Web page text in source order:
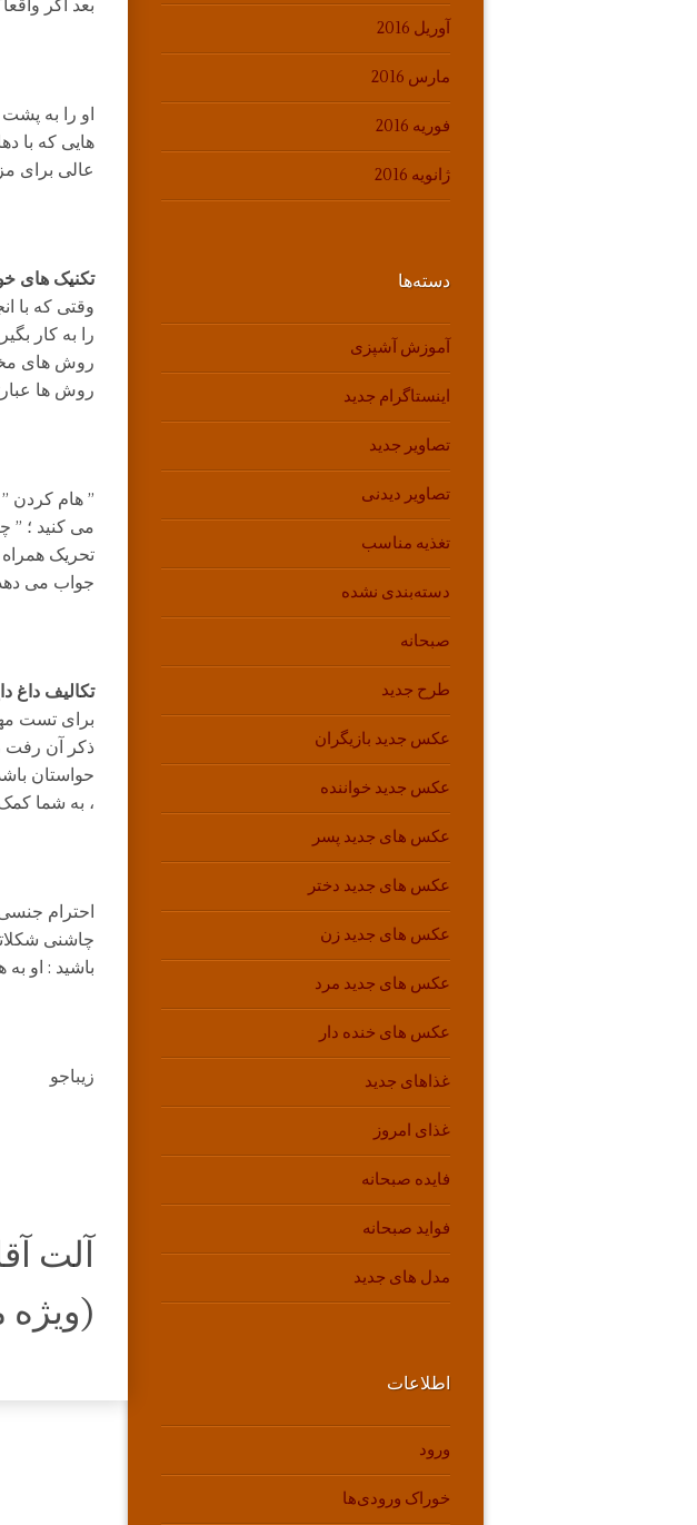
بعد اگر
او را به
هایی که با
عالی برای
تکنیک های
وقتی که با
را به کار
روش های
روش ها
” هام کردن
می کنید ؛ ”
تحریک
جواب می دهد
تکالیف داغ
برای تست
ذکر آن رفت
حواستان
، به شما
احترام
چاشنی
باشید : او
زیباجو
آلت
(ویژه
آوریل 2016
مارس 2016
فوریه 2016
ژانویه 2016
دسته‌ها
آموزش آشپزی
اینستاگرام جدید
تصاویر جدید
تصاویر دیدنی
تغذیه مناسب
دسته‌بندی نشده
صبحانه
طرح جدید
عکس جدید بازیگران
عکس جدید خواننده
عکس های جدید پسر
عکس های جدید دختر
عکس های جدید زن
عکس های جدید مرد
عکس های خنده دار
غذاهای جدید
غذای امروز
فایده صبحانه
فواید صبحانه
مدل های جدید
اطلاعات
ورود
خوراک ورودی‌ها